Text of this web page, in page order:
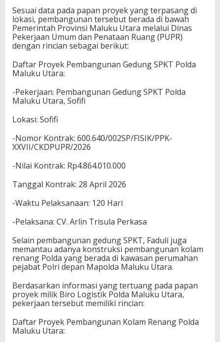
Sesuai data pada papan proyek yang terpasang di
lokasi, pembangunan tersebut berada di bawah
Pemerintah Provinsi Maluku Utara melalui Dinas
Pekerjaan Umum dan Penataan Ruang (PUPR)
dengan rincian sebagai berikut:
Daftar Proyek Pembangunan Gedung SPKT Polda
Maluku Utara:
-Pekerjaan: Pembangunan Gedung SPKT Polda
Maluku Utara, Sofifi
Lokasi: Sofifi
-Nomor Kontrak: 600.640/002SP/FISIK/PPK-
XXVII/CKDPUPR/2026
-Nilai Kontrak: Rp4.864.010.000
Tanggal Kontrak: 28 April 2026
-Waktu Pelaksanaan: 120 Hari
-Pelaksana: CV. Arlin Trisula Perkasa
Selain pembangunan gedung SPKT, Faduli juga
memantau adanya konstruksi pembangunan kolam
renang Polda yang berada di kawasan perumahan
pejabat Polri depan Mapolda Maluku Utara.
Berdasarkan informasi yang tertuang pada papan
proyek milik Biro Logistik Polda Maluku Utara,
pekerjaan tersebut memiliki rincian:
Daftar Proyek Pembangunan Kolam Renang Polda
Maluku Utara: